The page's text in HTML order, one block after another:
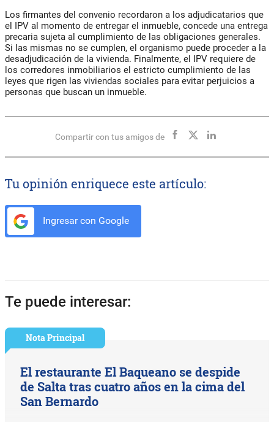
Los firmantes del convenio recordaron a los adjudicatarios que
el IPV al momento de entregar el inmueble, concede una entrega
precaria sujeta al cumplimiento de las obligaciones generales.
Si las mismas no se cumplen, el organismo puede proceder a la
desadjudicación de la vivienda. Finalmente, el IPV requiere de
los corredores inmobiliarios el estricto cumplimiento de las
leyes que rigen las viviendas sociales para evitar perjuicios a
personas que buscan un inmueble.
Compartir con tus amigos de
Tu opinión enriquece este artículo:
Ingresar con Google
Te puede interesar:
Nota Principal
El restaurante El Baqueano se despide
de Salta tras cuatro años en la cima del
San Bernardo